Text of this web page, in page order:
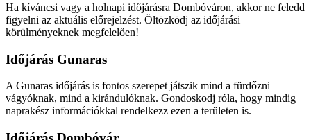
Ha kíváncsi vagy a holnapi időjárásra Dombóváron, akkor ne feledd
figyelni az aktuális előrejelzést. Öltözködj az időjárási
körülményeknek megfelelően!
Időjárás Gunaras
A Gunaras időjárás is fontos szerepet játszik mind a fürdőzni
vágyóknak, mind a kirándulóknak. Gondoskodj róla, hogy mindig
naprakész információkkal rendelkezz ezen a területen is.